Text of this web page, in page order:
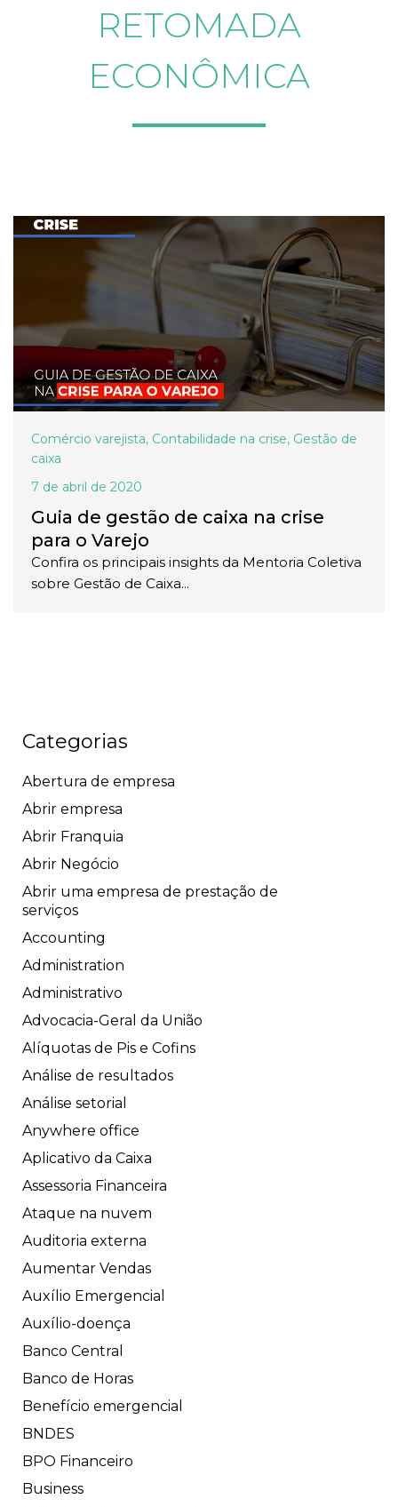
RETOMADA
ECONÔMICA
Comércio varejista, Contabilidade na crise, Gestão de
caixa
7 de abril de 2020
Guia de gestão de caixa na crise
para o Varejo
Confira os principais insights da Mentoria Coletiva
sobre Gestão de Caixa...
Categorias
Abertura de empresa
Abrir empresa
Abrir Franquia
Abrir Negócio
Abrir uma empresa de prestação de
serviços
Accounting
Administration
Administrativo
Advocacia-Geral da União
Alíquotas de Pis e Cofins
Análise de resultados
Análise setorial
Anywhere office
Aplicativo da Caixa
Assessoria Financeira
Ataque na nuvem
Auditoria externa
Aumentar Vendas
Auxílio Emergencial
Auxílio-doença
Banco Central
Banco de Horas
Benefício emergencial
BNDES
BPO Financeiro
Business